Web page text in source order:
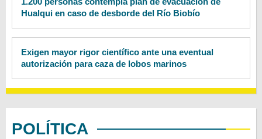
Hualqui en caso de desborde del Río Biobío
Exigen mayor rigor científico ante una eventual
autorización para caza de lobos marinos
POLÍTICA